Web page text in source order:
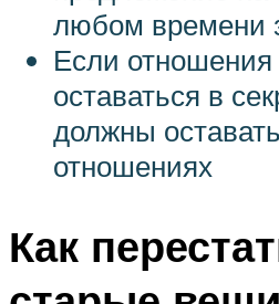
любом времени
Если
оставаться в
должны
отношениях
Как